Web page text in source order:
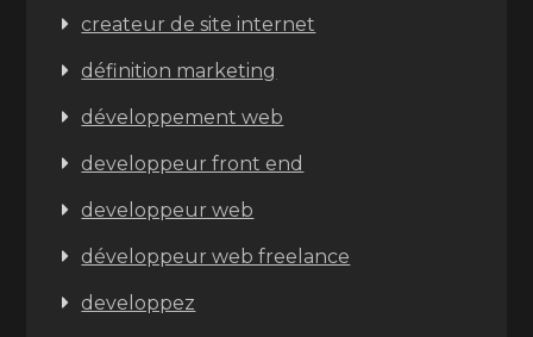
createur de site internet
définition marketing
développement web
developpeur front end
developpeur web
développeur web freelance
developpez